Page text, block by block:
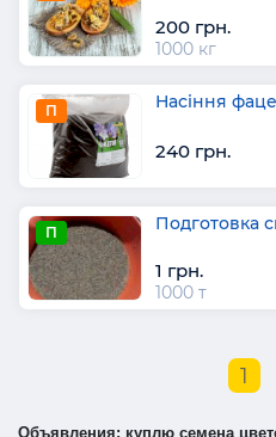
200 грн.
1000 кг
П Насіння
240 грн.
П Подготовка
1 грн.
1000 т
1
Объявления: куплю семена